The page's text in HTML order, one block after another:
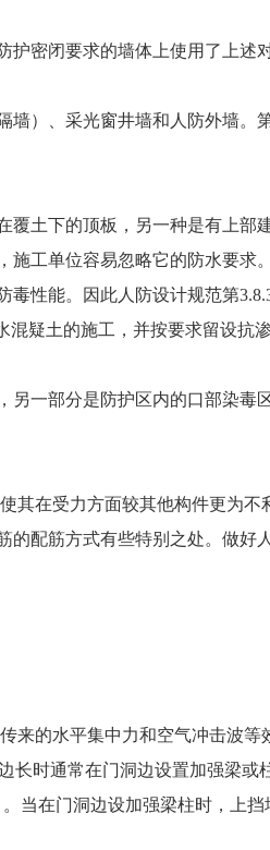
护密闭要求的墙体上使用了上述
墙）、采光窗井墙和人防外墙。
覆土下的顶板，另一种是有上部
施工单位容易忽略它的防水要求
性能。因此人防设计规范第
混疑土的施工，并按要求留设抗
另一部分是防护区内的口部染毒
其在受力方面较其他构件更为不
的配筋方式有些特别之处。做好
来的水平集中力和空气冲击波等
长时通常在门洞边设置加强梁或
当在门洞边设加强梁柱时，上挡